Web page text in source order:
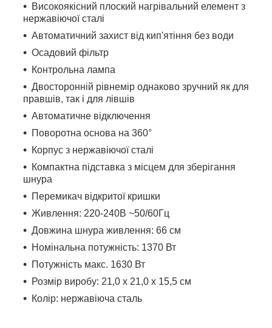
Високоякісний плоский нагрівальний елемент з
нержавіючої сталі
Автоматичний захист від кип'ятіння без води
Осадовий фільтр
Контрольна лампа
Двосторонній рівнемір однаково зручний як для
правшів, так і для лівшів
Автоматичне відключення
Поворотна основа на 360°
Корпус з нержавіючої сталі
Компактна підставка з місцем для зберігання
шнура
Перемикач відкритої кришки
Живлення: 220-240В ~50/60Гц
Довжина шнура живлення: 66 см
Номінальна потужність: 1370 Вт
Потужність макс. 1630 Вт
Розмір виробу: 21,0 х 21,0 х 15,5 см
Колір: нержавіюча сталь